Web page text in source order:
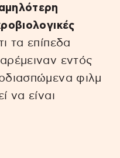
τα επίπεδα
εντός
φιλμ
να είναι